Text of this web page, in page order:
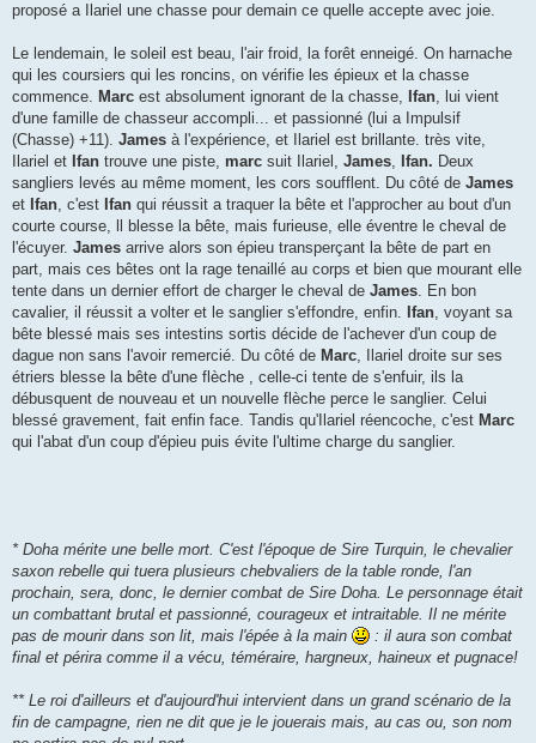
proposé a Ilariel une chasse pour demain ce quelle accepte avec joie.
Le lendemain, le soleil est beau, l'air froid, la forêt enneigé. On harnache
qui les coursiers qui les roncins, on vérifie les épieux et la chasse
commence. Marc est absolument ignorant de la chasse, Ifan, lui vient
d'une famille de chasseur accompli... et passionné (lui a Impulsif
(Chasse) +11). James à l'expérience, et Ilariel est brillante. très vite,
Ilariel et Ifan trouve une piste, marc suit Ilariel, James, Ifan. Deux
sangliers levés au même moment, les cors soufflent. Du côté de James
et Ifan, c'est Ifan qui réussit a traquer la bête et l'approcher au bout d'un
courte course, ll blesse la bête, mais furieuse, elle éventre le cheval de
l'écuyer. James arrive alors son épieu transperçant la bête de part en
part, mais ces bêtes ont la rage tenaillé au corps et bien que mourant elle
tente dans un dernier effort de charger le cheval de James. En bon
cavalier, il réussit a volter et le sanglier s'effondre, enfin. Ifan, voyant sa
bête blessé mais ses intestins sortis décide de l'achever d'un coup de
dague non sans l'avoir remercié. Du côté de Marc, Ilariel droite sur ses
étriers blesse la bête d'une flèche , celle-ci tente de s'enfuir, ils la
débusquent de nouveau et un nouvelle flèche perce le sanglier. Celui
blessé gravement, fait enfin face. Tandis qu'Ilariel réencoche, c'est Marc
qui l'abat d'un coup d'épieu puis évite l'ultime charge du sanglier.
* Doha mérite une belle mort. C'est l'époque de Sire Turquin, le chevalier
saxon rebelle qui tuera plusieurs chebvaliers de la table ronde, l'an
prochain, sera, donc, le dernier combat de Sire Doha. Le personnage était
un combattant brutal et passionné, courageux et intraitable. Il ne mérite
pas de mourir dans son lit, mais l'épée à la main
: il aura son combat
final et périra comme il a vécu, téméraire, hargneux, haineux et pugnace!
** Le roi d'ailleurs et d'aujourd'hui intervient dans un grand scénario de la
fin de campagne, rien ne dit que je le jouerais mais, au cas ou, son nom